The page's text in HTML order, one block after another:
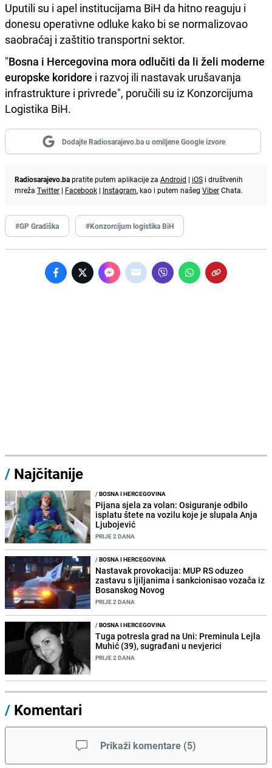
Uputili su i apel institucijama BiH da hitno reaguju i
donesu operativne odluke kako bi se normalizovao
saobraćaj i zaštitio transportni sektor.
"Bosna i Hercegovina mora odlučiti da li želi moderne
europske koridore i razvoj ili nastavak urušavanja
infrastrukture i privrede", poručili su iz Konzorcijuma
Logistika BiH.
Dodajte Radiosarajevo.ba u omiljene Google izvore
Radiosarajevo.bapratite putem aplikacije za Android | iOS i društvenih
mreža Twitter | Facebook | Instagram, kao i putem našeg ViberChata.
#GP Gradiška #Konzorcijum logistika BiH
/ Najčitanije
/BOSNA I HERCEGOVINA
Pijana sjela za volan: Osiguranje odbilo
isplatu štete na vozilu koje je slupala Anja
Ljubojević
PRIJE 2 DANA
/BOSNA I HERCEGOVINA
Nastavak provokacija: MUP RS oduzeo
zastavu s ljiljanima i sankcionisao vozača iz
Bosanskog Novog
PRIJE 2 DANA
/BOSNA I HERCEGOVINA
Tuga potresla grad na Uni: Preminula Lejla
Muhić (39), sugrađani u nevjerici
PRIJE 2 DANA
/ Komentari
Prikaži komentare (5)